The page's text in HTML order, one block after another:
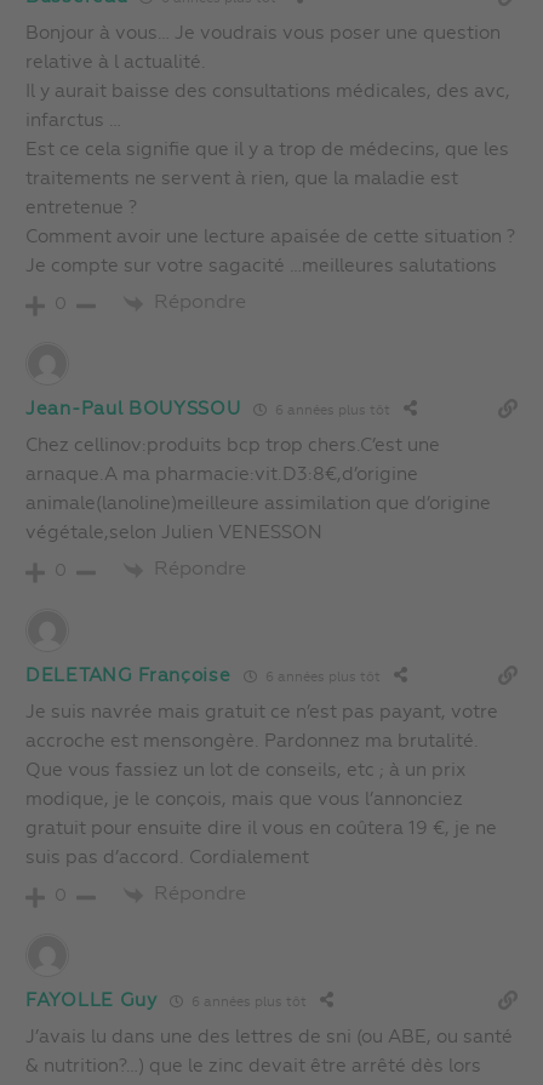
Bonjour à vous… Je voudrais vous poser une question
relative à l actualité.
Il y aurait baisse des consultations médicales, des avc,
infarctus …
Est ce cela signifie que il y a trop de médecins, que les
traitements ne servent à rien, que la maladie est
entretenue ?
Comment avoir une lecture apaisée de cette situation ?
Je compte sur votre sagacité …meilleures salutations
0 Répondre
Jean-Paul BOUYSSOU 6 années plus tôt
Chez cellinov:produits bcp trop chers.C’est une
arnaque.A ma pharmacie:vit.D3:8€,d’origine
animale(lanoline)meilleure assimilation que d’origine
végétale,selon Julien VENESSON
0 Répondre
DELETANG Françoise 6 années plus tôt
Je suis navrée mais gratuit ce n’est pas payant, votre
accroche est mensongère. Pardonnez ma brutalité.
Que vous fassiez un lot de conseils, etc ; à un prix
modique, je le conçois, mais que vous l’annonciez
gratuit pour ensuite dire il vous en coûtera 19 €, je ne
suis pas d’accord. Cordialement
0 Répondre
FAYOLLE Guy 6 années plus tôt
J’avais lu dans une des lettres de sni (ou ABE, ou santé
& nutrition?…) que le zinc devait être arrêté dès lors